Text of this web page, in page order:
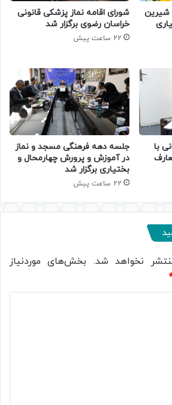
شیرین
شورای اقامه نماز پزشکی قانونی
خراسان رضوی برگزار شد
22 ساعت پیش
با
جلسه دهه فرهنگی مسجد و نماز
در آموزش و پرورش چهارمحال و
بختیاری برگزار شد
22 ساعت پیش
نخواهد شد. بخش‌های موردنیاز